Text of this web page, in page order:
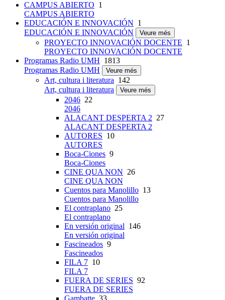
CAMPUS ABIERTO 1
CAMPUS ABIERTO
EDUCACIÓN E INNOVACIÓN 1
EDUCACIÓN E INNOVACIÓN
Veure més
PROYECTO INNOVACIÓN DOCENTE 1
PROYECTO INNOVACIÓN DOCENTE
Programas Radio UMH 1813
Programas Radio UMH
Veure més
Art, cultura i literatura 142
Art, cultura i literatura
Veure més
2046 22
2046
ALACANT DESPERTA 2 27
ALACANT DESPERTA 2
AUTORES 10
AUTORES
Boca-Ciones 9
Boca-Ciones
CINE QUA NON 26
CINE QUA NON
Cuentos para Manolillo 13
Cuentos para Manolillo
El contraplano 25
El contraplano
En versión original 146
En versión original
Fascineados 9
Fascineados
FILA 7 10
FILA 7
FUERA DE SERIES 92
FUERA DE SERIES